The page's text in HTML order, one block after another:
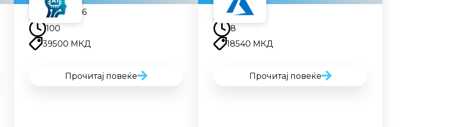
12.09.2026
100
39500 МКД
Прочитај повеќе
Наскоро
8
18540 МКД
Прочитај повеќе